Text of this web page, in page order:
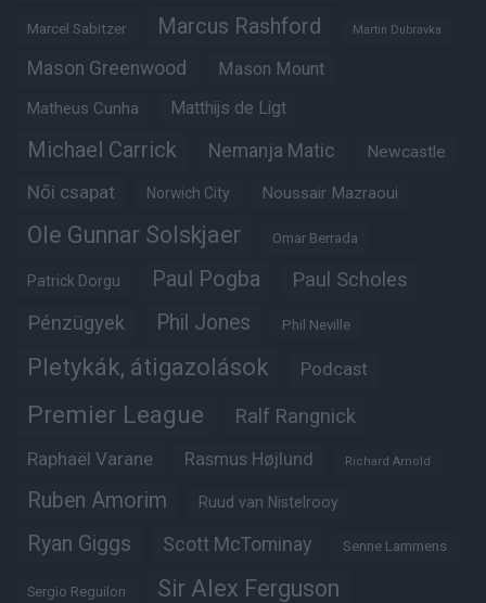
Marcel Sabitzer Marcus Rashford Martin Dubravka
Mason Greenwood Mason Mount
Matheus Cunha Matthijs de Ligt
Michael Carrick Nemanja Matic Newcastle
Női csapat Norwich City Noussair Mazraoui
Ole Gunnar Solskjaer Omar Berrada
Patrick Dorgu Paul Pogba Paul Scholes
Pénzügyek Phil Jones Phil Neville
Pletykák, átigazolások Podcast
Premier League Ralf Rangnick
Raphaël Varane Rasmus Højlund Richard Arnold
Ruben Amorim Ruud van Nistelrooy
Ryan Giggs Scott McTominay Senne Lammens
Sergio Reguilon Sir Alex Ferguson